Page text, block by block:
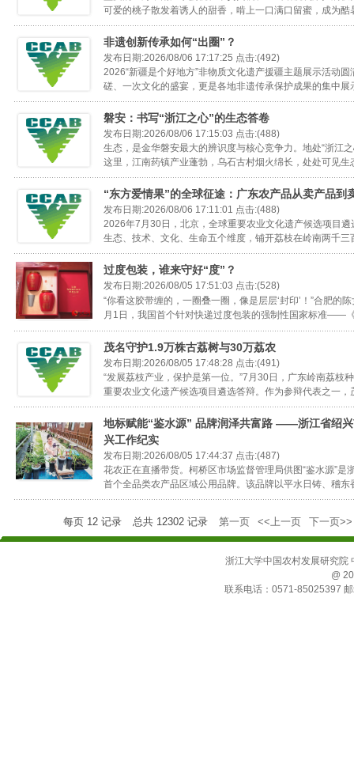
可爱的桃子散发着诱人的甜香，啃上一口满口留蜜，成为酷
非遗创新传承如何“出圈”？
发布日期:2026/08/06 17:17:25 点击:(492)
2026“新疆是个好地方”非物质文化遗产援疆主题展示活动
磋、一次文化的盛宴，更是各地非遗传承保护成果的集中展
磐安：书写“浙江之心”的生态答卷
发布日期:2026/08/06 17:15:03 点击:(488)
生态，是金华磐安最大的辨识度与核心竞争力。地处“浙江
这里，江南药镇产业蓬勃，乌石古村烟火绵长，处处可见生
“东方爱情果”的全球征途：广东农产品从卖产品到
发布日期:2026/08/06 17:11:01 点击:(488)
2026年7月30日，北京，全球重要农业文化遗产候选项目
生态、技术、文化、生命五个维度，铺开荔枝在岭南两千三
过度包装，谁来守好“度”？
发布日期:2026/08/05 17:51:03 点击:(528)
“你看这胶带缠的，一圈叠一圈，像是层层‘封印’！”合肥的
月1日，我国首个针对快递过度包装的强制性国家标准——
茂名守护1.9万株古荔树与30万荔农
发布日期:2026/08/05 17:48:28 点击:(491)
“发展荔枝产业，保护是第一位。”7月30日，广东岭南荔枝
重要农业文化遗产候选项目遴选答辩。作为参辩代表之一，
地标赋能“鉴水源” 品牌润泽共富路 ——浙江省绍
兴工作纪实
发布日期:2026/08/05 17:44:37 点击:(487)
花农正在直播带货。柯桥区市场监督管理局供图“鉴水源”
首个全品类农产品区域公用品牌。该品牌以平水日铸、稽东
每页 12 记录 总共 12302 记录 第一页 <<上一页 下一页>>
浙江大学中国农村发展研究院
@
联系电话：0571-85025397